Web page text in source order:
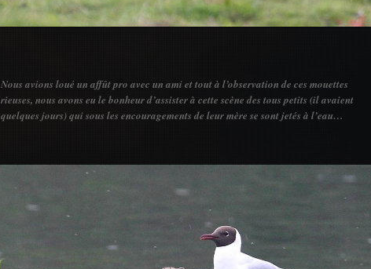
Nous avions loué un affût pro avec un ami et tout à l’observation de ces mouettes
rieuses, nous avons eu le bonheur d’assister à cette scène des tous petits (il avaient
quelques jours) qui sous les encouragements de leur mère se sont jetés à l’eau…